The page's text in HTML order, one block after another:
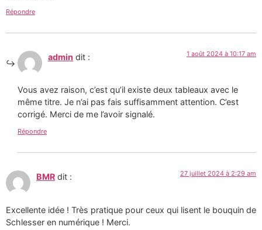
Répondre
admin dit : 1 août 2024 à 10:17 am
Vous avez raison, c’est qu’il existe deux tableaux avec le
même titre. Je n’ai pas fais suffisamment attention. C’est
corrigé. Merci de me l’avoir signalé.
Répondre
BMR dit : 27 juillet 2024 à 2:29 am
Excellente idée ! Très pratique pour ceux qui lisent le bouquin de
Schlesser en numérique ! Merci.